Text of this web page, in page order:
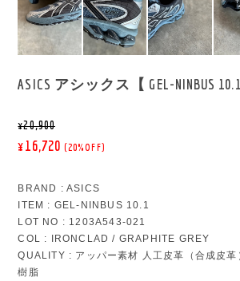
ASICS アシックス【 GEL-NINBUS 10.1
¥20,900
¥16,720 (20%OFF)
BRAND : ASICS
ITEM : GEL-NINBUS 10.1
LOT NO : 1203A543-021
COL : IRONCLAD / GRAPHITE GREY
QUALITY : アッパー素材 人工皮革（合成皮革
樹脂